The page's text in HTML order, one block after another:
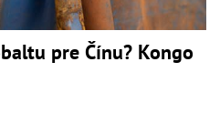
pre Čínu? Kongo